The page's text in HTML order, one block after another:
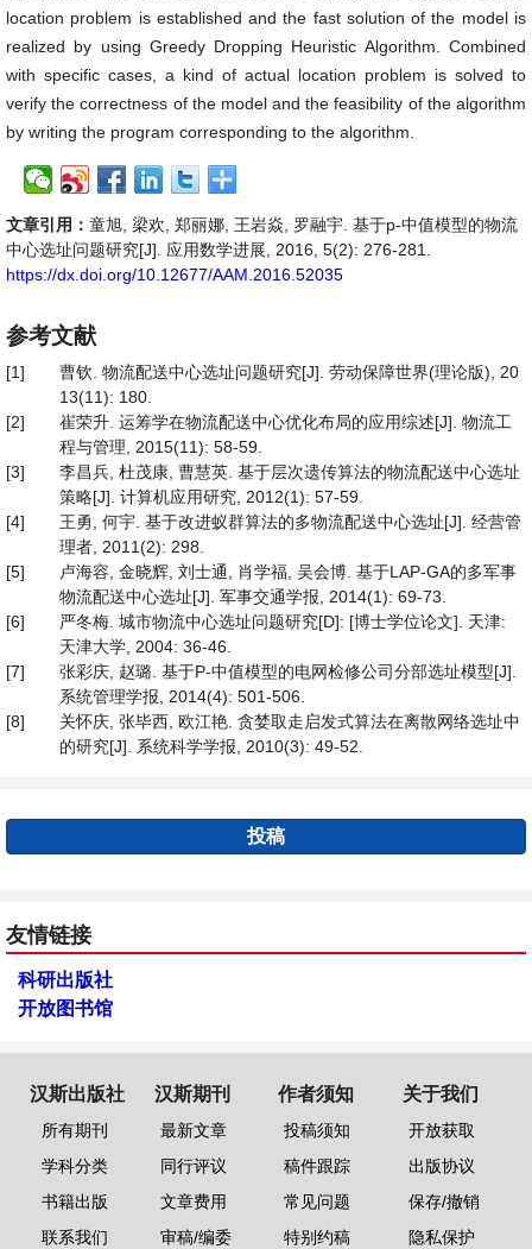
location problem is established and the fast solution of the model is
realized by using Greedy Dropping Heuristic Algorithm. Combined
with specific cases, a kind of actual location problem is solved to
verify the correctness of the model and the feasibility of the algorithm
by writing the program corresponding to the algorithm.
文章引用： 童旭, 梁欢, 郑丽娜, 王岩焱, 罗融宇. 基于p-中值模型的物流
中心选址问题研究[J]. 应用数学进展, 2016, 5(2): 276-281.
https://dx.doi.org/10.12677/AAM.2016.52035
参考文献
[1]
曹钦. 物流配送中心选址问题研究[J]. 劳动保障世界(理论版), 20
13(11): 180.
[2]
崔荣升. 运筹学在物流配送中心优化布局的应用综述[J]. 物流工
程与管理, 2015(11): 58-59.
[3]
李昌兵, 杜茂康, 曹慧英. 基于层次遗传算法的物流配送中心选址
策略[J]. 计算机应用研究, 2012(1): 57-59.
[4]
王勇, 何宇. 基于改进蚁群算法的多物流配送中心选址[J]. 经营管
理者, 2011(2): 298.
[5]
卢海容, 金晓辉, 刘士通, 肖学福, 吴会博. 基于LAP-GA的多军事
物流配送中心选址[J]. 军事交通学报, 2014(1): 69-73.
[6]
严冬梅. 城市物流中心选址问题研究[D]: [博士学位论文]. 天津:
天津大学, 2004: 36-46.
[7]
张彩庆, 赵璐. 基于P-中值模型的电网检修公司分部选址模型[J].
系统管理学报, 2014(4): 501-506.
[8]
关怀庆, 张毕西, 欧江艳. 贪婪取走启发式算法在离散网络选址中
的研究[J]. 系统科学学报, 2010(3): 49-52.
投稿
友情链接
科研出版社
开放图书馆
汉斯出版社
所有期刊
学科分类
书籍出版
联系我们
汉斯期刊
最新文章
同行评议
文章费用
审稿/编委
作者须知
投稿须知
稿件跟踪
常见问题
特别约稿
关于我们
开放获取
出版协议
保存/撤销
隐私保护